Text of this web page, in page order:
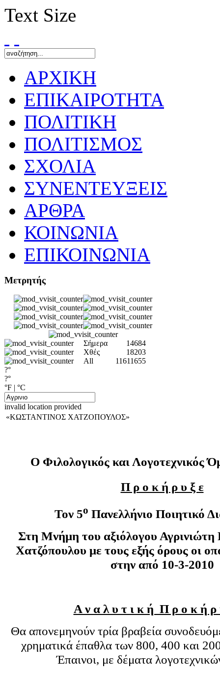
Text Size
ΑΡΧΙΚΗ
ΕΠΙΚΑΙΡΟΤΗΤΑ
ΠΟΛΙΤΙΚΗ
ΠΟΛΙΤΙΣΜΟΣ
ΣΧΟΛΙΑ
ΣΥΝΕΝΤΕΥΞΕΙΣ
ΑΡΘΡΑ
ΚΟΙΝΩΝΙΑ
ΕΠΙΚΟΙΝΩΝΙΑ
Μετρητής
Σήμερα
14684
Χθές
18203
All
11611655
?°
?°
°F | °C
invalid location provided
«ΚΩΣΤΑΝΤΙΝΟΣ ΧΑΤΖΟΠΟΥΛΟΣ»
Ο Φιλολογικός και Λογοτεχνικός
Π ρ ο κ ή ρ υ ξ ε
Τον 5ο Πανελλήνιο Ποιητικό
Στη Μνήμη του αξιόλογου
Χατζόπουλου με τους εξής όρους οι
στην από 10-3-2010
Α ν α λ υ τ ι κ ή Π ρ ο κ ή ρ
Θα απονεμηνούν τρία βραβεία
χρηματικά έπαθλα των 800, 400 και
Έπαινοι, με δέματα